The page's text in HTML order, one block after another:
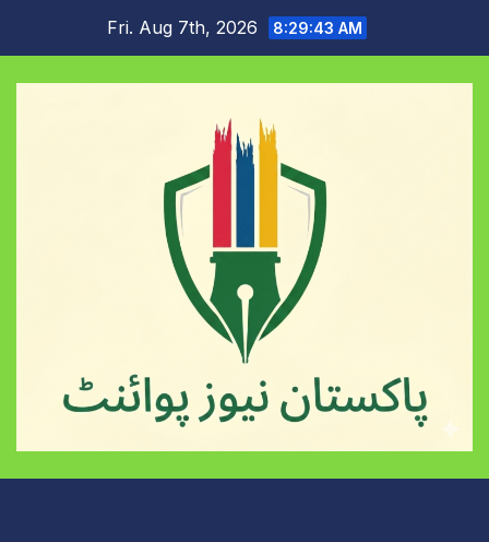
content
Fri. Aug 7th, 2026 8:29:44 AM